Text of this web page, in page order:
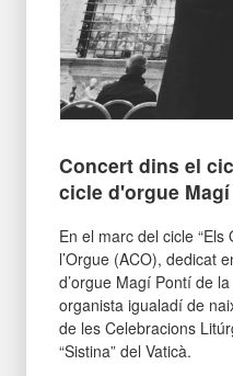
Concert dins el
cicle d'orgue
En el marc del cicle
l’Orgue (ACO), dedicat
d’orgue Magí Pontí de
organista igualadí de
de les Celebracions
“Sistina” del Vaticà.